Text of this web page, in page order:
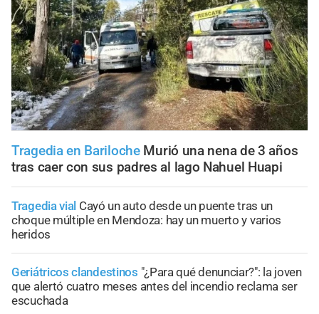
Tragedia en Bariloche Murió una nena de 3 años
tras caer con sus padres al lago Nahuel Huapi
Tragedia vial Cayó un auto desde un puente tras un
choque múltiple en Mendoza: hay un muerto y varios
heridos
Geriátricos clandestinos "¿Para qué denunciar?": la joven
que alertó cuatro meses antes del incendio reclama ser
escuchada